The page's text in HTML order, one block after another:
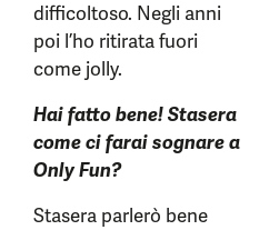
difficoltoso. Negli anni
poi l’ho ritirata fuori
come jolly.
Hai fatto bene! Stasera
come ci farai sognare a
Only Fun?
Stasera parlerò bene